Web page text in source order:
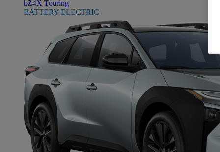
bZ4X Touring
BATTERY ELECTRIC